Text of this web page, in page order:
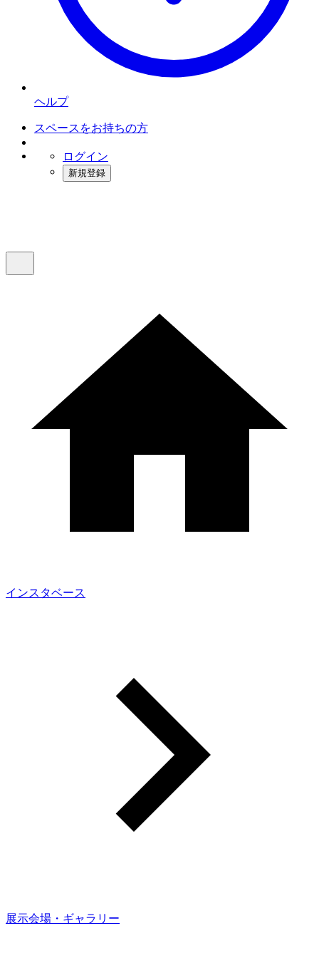
ヘルプ
スペースをお持ちの方
ログイン
新規登録
インスタベース
展示会場・ギャラリー